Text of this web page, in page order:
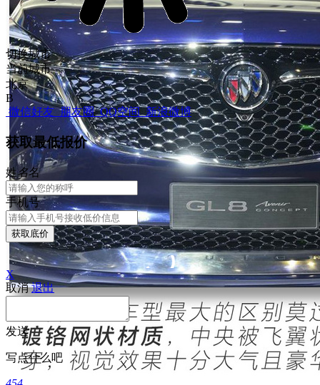
切换城市
当前城市
北京
B
微信好友 朋友圈 QQ空间 新浪微博
获取最低报价
姓名名
手机号
获取底价
X
取消 退出
发送
写点什么吧